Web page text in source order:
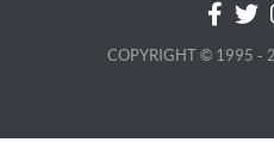
COPYRIGHT © 1995 -